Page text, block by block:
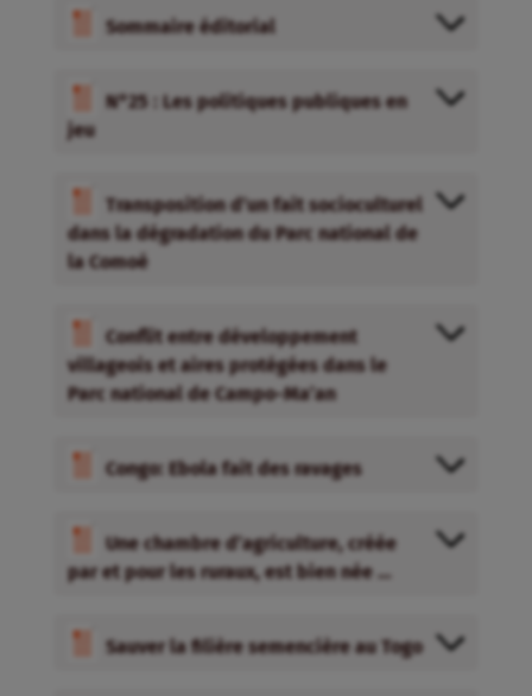
Sommaire éditorial
N°25 : Les politiques publiques en
jeu
Transposition d’un fait socioculturel
dans la dégradation du Parc national de
la Comoé
Conflit entre développement
villageois et aires protégées dans le
Parc national de Campo-Ma’an
Congo: Ebola fait des ravages
Une chambre d’agriculture, créée
par et pour les ruraux, est bien née …
Sauver la filière semencière au Togo